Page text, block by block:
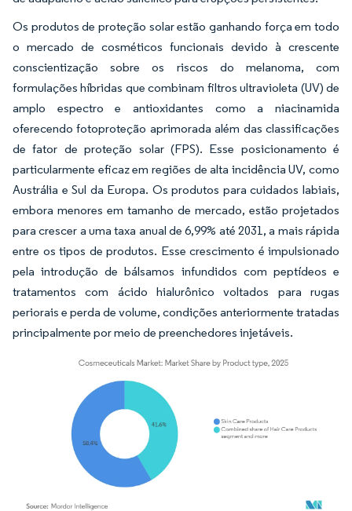
Os produtos de proteção solar estão ganhando força em todo
o mercado de cosméticos funcionais devido à crescente
conscientização sobre os riscos do melanoma, com
formulações híbridas que combinam filtros ultravioleta (UV) de
amplo espectro e antioxidantes como a niacinamida
oferecendo fotoproteção aprimorada além das classificações
de fator de proteção solar (FPS). Esse posicionamento é
particularmente eficaz em regiões de alta incidência UV, como
Austrália e Sul da Europa. Os produtos para cuidados labiais,
embora menores em tamanho de mercado, estão projetados
para crescer a uma taxa anual de 6,99% até 2031, a mais rápida
entre os tipos de produtos. Esse crescimento é impulsionado
pela introdução de bálsamos infundidos com peptídeos e
tratamentos com ácido hialurônico voltados para rugas
periorais e perda de volume, condições anteriormente tratadas
principalmente por meio de preenchedores injetáveis.